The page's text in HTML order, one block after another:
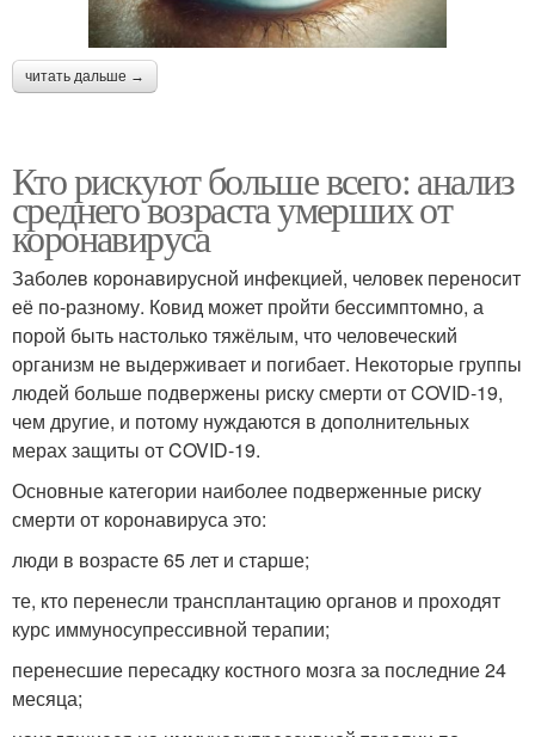
читать дальше →
Кто рискуют больше всего: анализ
среднего возраста умерших от
коронавируса
Заболев коронавирусной инфекцией, человек переносит
её по-разному. Ковид может пройти бессимптомно, а
порой быть настолько тяжёлым, что человеческий
организм не выдерживает и погибает. Некоторые группы
людей больше подвержены риску смерти от COVID-19,
чем другие, и потому нуждаются в дополнительных
мерах защиты от COVID-19.
Основные категории наиболее подверженные риску
смерти от коронавируса это:
люди в возрасте 65 лет и старше;
те, кто перенесли трансплантацию органов и проходят
курс иммуносупрессивной терапии;
перенесшие пересадку костного мозга за последние 24
месяца;